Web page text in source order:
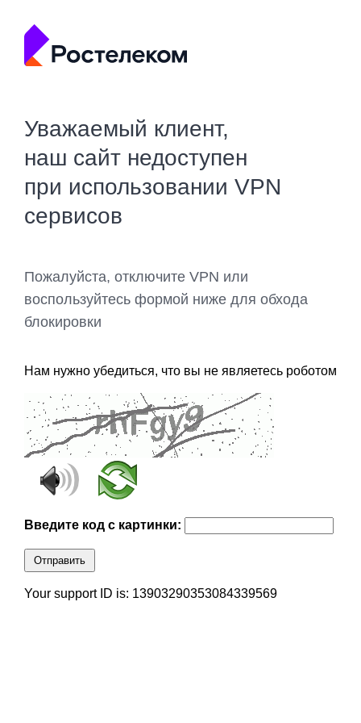
Уважаемый клиент,
наш сайт недоступен
при использовании VPN
сервисов
Пожалуйста, отключите VPN или
воспользуйтесь формой ниже для обхода
блокировки
Нам нужно убедиться, что вы не являетесь роботом
Введите код с картинки:
Отправить
Your support ID is: 13903290353084339569